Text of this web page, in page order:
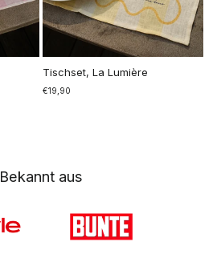
Tischset, La Lumière
€19,90
Bekannt aus